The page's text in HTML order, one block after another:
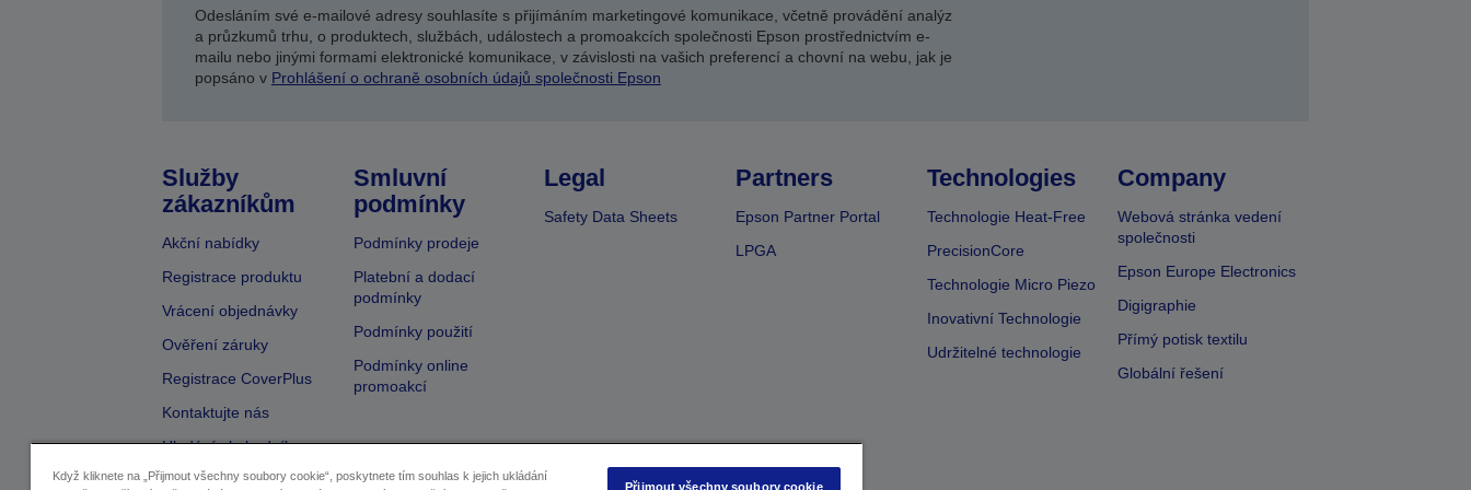
Odesláním své e-mailové adresy souhlasíte s přijímáním marketingové komunikace, včetně provádění analýz
a průzkumů trhu, o produktech, službách, událostech a promoakcích společnosti Epson prostřednictvím e-
mailu nebo jinými formami elektronické komunikace, v závislosti na vašich preferencí a chovní na webu, jak je
popsáno v Prohlášení o ochraně osobních údajů společnosti Epson
Služby
zákazníkům
Akční nabídky
Registrace produktu
Vrácení objednávky
Ověření záruky
Registrace CoverPlus
Kontaktujte nás
Hledání obchodníka
Smluvní
podmínky
Podmínky prodeje
Platební a dodací
podmínky
Podmínky použití
Podmínky online
promoakcí
Legal
Safety Data Sheets
Partners
Epson Partner Portal
LPGA
Technologies
Technologie Heat-Free
PrecisionCore
Technologie Micro Piezo
Inovativní Technologie
Udržitelné technologie
Company
Webová stránka vedení
společnosti
Epson Europe Electronics
Digigraphie
Přímý potisk textilu
Globální řešení
Když kliknete na „Přijmout všechny soubory cookie“, poskytnete tím souhlas k jejich ukládání
Přijmout všechny soubory cookie